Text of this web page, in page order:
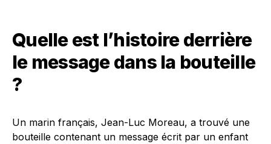
Quelle est l’histoire derrière
le message dans la bouteille
?
Un marin français, Jean-Luc Moreau, a trouvé une
bouteille contenant un message écrit par un enfant